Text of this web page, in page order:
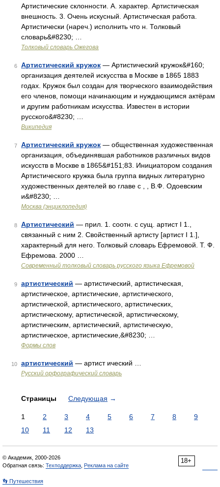
Артистические склонности. А. характер. Артистическая
внешность. 3. Очень искусный. Артистическая работа.
Артистически (нареч.) исполнить что н. Толковый
словарь&#8230; …
Толковый словарь Ожегова
6 Артистический кружок — Артистический кружок&#160;
организация деятелей искусства в Москве в 1865 1883
годах. Кружок был создан для творческого взаимодействия
его членов, помощи начинающим и нуждающимся актёрам
и другим работникам искусства. Известен в истории
русского&#8230; …
Википедия
7 Артистический кружок — общественная художественная
организация, объединявшая работников различных видов
искусств в Москве в 1865&#151;83. Инициатором создания
Артистического кружка была группа видных литературно
художественных деятелей во главе с , , В.Ф. Одоевским
и&#8230; …
Москва (энциклопедия)
8 Артистический — прил. 1. соотн. с сущ. артист I 1.,
связанный с ним 2. Свойственный артисту [артист I 1.],
характерный для него. Толковый словарь Ефремовой. Т. Ф.
Ефремова. 2000 …
Современный толковый словарь русского языка Ефремовой
9 артистический — артистический, артистическая,
артистическое, артистические, артистического,
артистической, артистического, артистических,
артистическому, артистической, артистическому,
артистическим, артистический, артистическую,
артистическое, артистические,&#8230; …
Формы слов
10 артистический — артист ический …
Русский орфографический словарь
Страницы Следующая →
1 2 3 4 5 6 7 8
9
10
11 12 13
18+
© Академик, 2000-2026
Обратная связь: Техподдержка Реклама на сайте
👣 Путешествия